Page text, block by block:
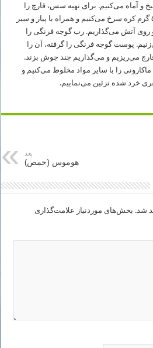
و آماه می‌کنیم. برای تهیه سس، قارچ را
خرد می‌کنیم و می‌شوییم و با ۵۰ گرم کره سرخ می‌کنیم و همراه با پیاز و سیر
آتش می‌گذاریم. رب گوجه فرنگی را
پوست گوجه فرنگی را گرفته، آن را
می‌ریزیم و می‌گذاریم چند جوش بزند.
را با سایر مواد مخلوط می‌کنیم و
خرد شده تزئین می‌نماییم.
بعد
هوموس (حمص)
شد. بخش‌های موردنیاز علامت‌گذاری